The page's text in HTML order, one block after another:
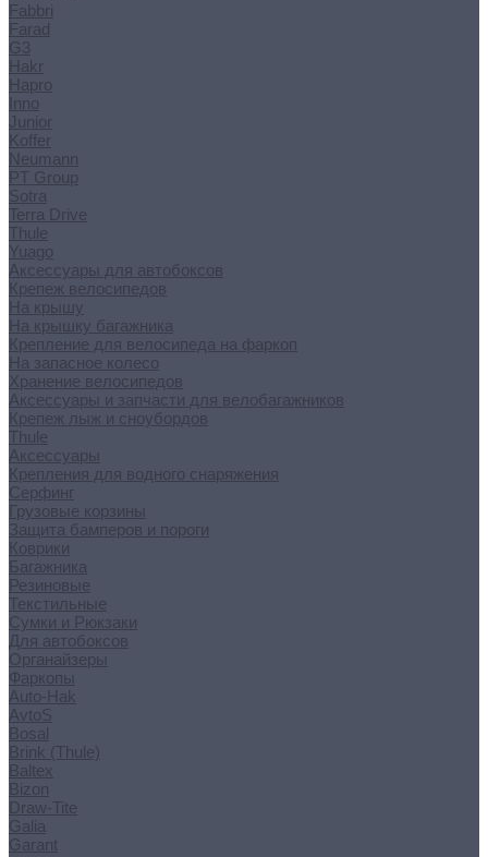
Fabbri
Farad
G3
Hakr
Hapro
Inno
Junior
Koffer
Neumann
PT Group
Sotra
Terra Drive
Thule
Yuago
Аксессуары для автобоксов
Крепеж велосипедов
На крышу
На крышку багажника
Крепление для велосипеда на фаркоп
На запасное колесо
Хранение велосипедов
Аксессуары и запчасти для велобагажников
Крепеж лыж и сноубордов
Thule
Аксессуары
Крепления для водного снаряжения
Серфинг
Грузовые корзины
Защита бамперов и пороги
Коврики
Багажника
Резиновые
Текстильные
Сумки и Рюкзаки
Для автобоксов
Органайзеры
Фаркопы
Auto-Hak
AvtoS
Bosal
Brink (Thule)
Baltex
Bizon
Draw-Tite
Galia
Garant